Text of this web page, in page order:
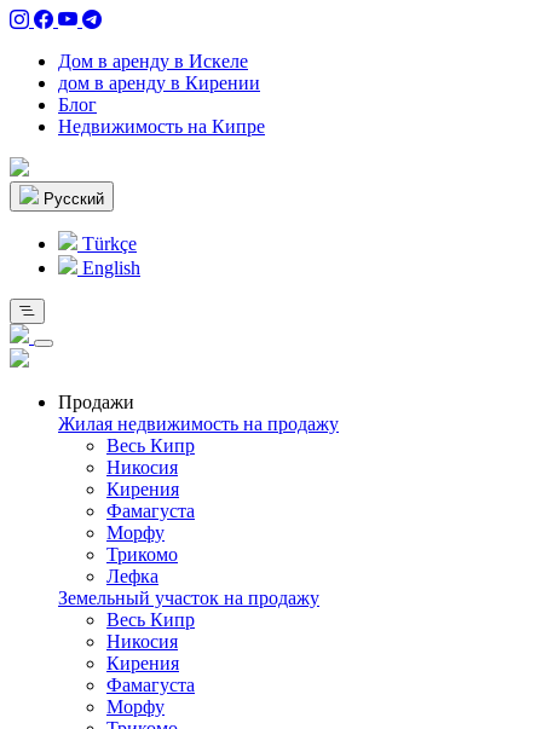
Дом в аренду в Искеле
дом в аренду в Кирении
Блог
Недвижимость на Кипре
Pусский
Türkçe
English
Продажи
Жилая недвижимость на продажу
Весь Кипр
Никосия
Кирения
Фамагуста
Морфу
Трикомо
Лефка
Земельный участок на продажу
Весь Кипр
Никосия
Кирения
Фамагуста
Морфу